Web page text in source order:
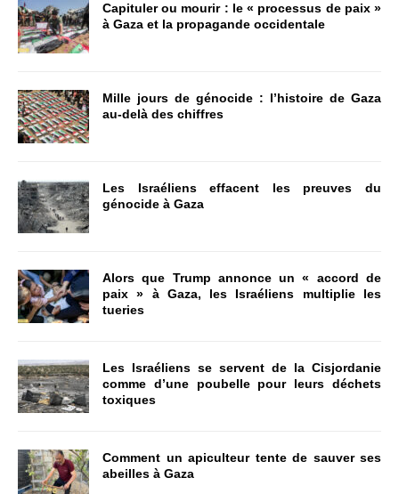
Capituler ou mourir : le « processus de paix »
à Gaza et la propagande occidentale
Mille jours de génocide : l’histoire de Gaza
au-delà des chiffres
Les Israéliens effacent les preuves du
génocide à Gaza
Alors que Trump annonce un « accord de
paix » à Gaza, les Israéliens multiplie les
tueries
Les Israéliens se servent de la Cisjordanie
comme d’une poubelle pour leurs déchets
toxiques
Comment un apiculteur tente de sauver ses
abeilles à Gaza